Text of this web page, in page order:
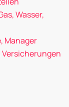
Wasser,
Manager